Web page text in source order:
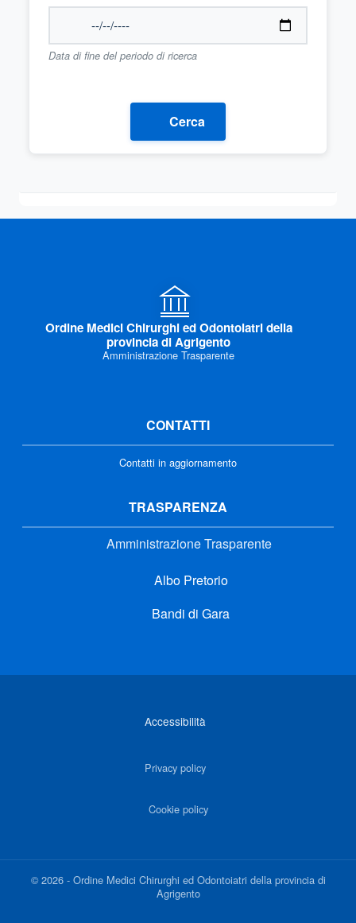
Data di fine del periodo di ricerca
Cerca
Ordine Medici Chirurghi ed Odontoiatri della
provincia di Agrigento
Amministrazione Trasparente
CONTATTI
Contatti in aggiornamento
TRASPARENZA
Amministrazione Trasparente
Albo Pretorio
Bandi di Gara
Accessibilità
Privacy policy
Cookie policy
©2026- Ordine Medici Chirurghi ed Odontoiatri della provincia di
Agrigento